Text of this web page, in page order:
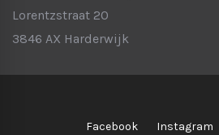
Lorentzstraat 20
3846 AX Harderwijk
Facebook Instagram